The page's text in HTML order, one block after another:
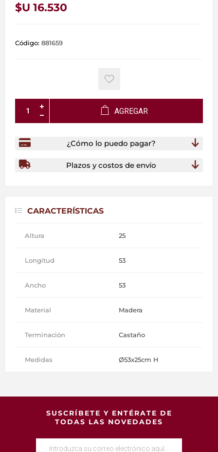
$U 16.530
Código: 881659
AGREGAR
¿Cómo lo puedo pagar?
Plazos y costos de envío
CARACTERÍSTICAS
Altura 25
Longitud 53
Ancho 53
Material Madera
Terminación Castaño
Medidas Ø53x25cm H
SUSCRÍBETE Y ENTÉRATE DE
TODAS LAS NOVEDADES